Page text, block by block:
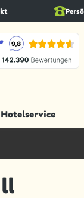
Hotelservice